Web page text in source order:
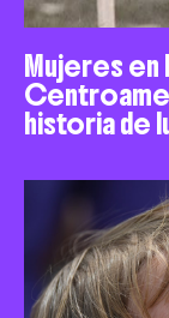
Mujeres en
historia de